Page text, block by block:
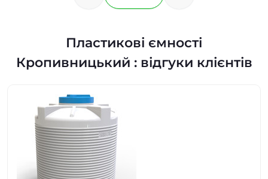
Пластикові ємності
Кропивницький : відгуки клієнтів